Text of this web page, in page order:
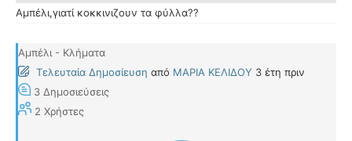
Αμπέλι,γιατί κοκκινιζουν τα φύλλα??
Αμπέλι - Κλήματα
Τελευταία Δημοσίευση από ΜΑΡΙΑ ΚΕΛΙΔΟΥ 3 έτη πριν
3 Δημοσιεύσεις
2 Χρήστες